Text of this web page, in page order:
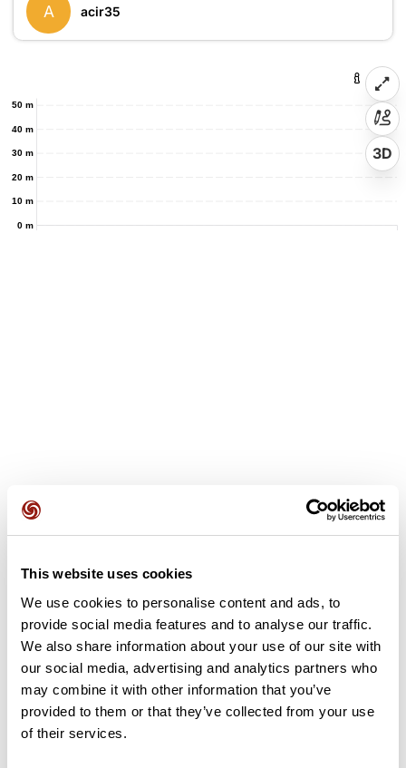
This website uses cookies
We use cookies to personalise content and ads, to
provide social media features and to analyse our traffic.
We also share information about your use of our site with
our social media, advertising and analytics partners who
may combine it with other information that you’ve
provided to them or that they’ve collected from your use
of their services.
A acir35
0 m
10 m
20 m
30 m
40 m
50 m
3D
Opiniones de los usuarios
Este recorrido aún no contiene opiniones. ¿Ya lo has
completado? ¡Deja la primera opinión!
Añadir una opinión